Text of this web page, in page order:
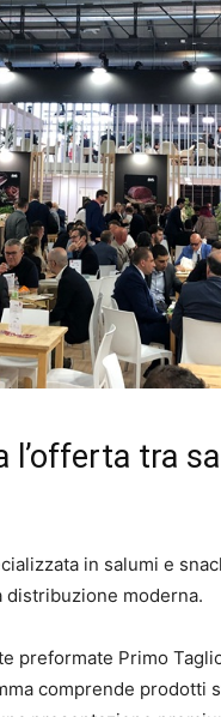
tra
in salumi e
moderna.
preformate Primo
comprende prodotti